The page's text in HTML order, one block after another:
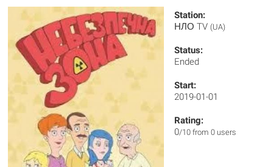
Station:
НЛО TV (UA)
Status:
Ended
Start:
2019-01-01
Rating:
0/10 from 0 users